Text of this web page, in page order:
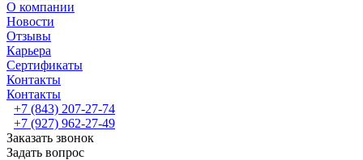
О компании
Новости
Отзывы
Карьера
Сертификаты
Контакты
Контакты
+7 (843) 207-27-74
+7 (927) 962-27-49
Заказать звонок
Задать вопрос